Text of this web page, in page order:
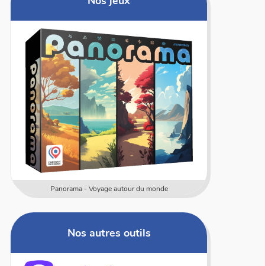
Panorama - Voyage autour du monde
Nos autres outils